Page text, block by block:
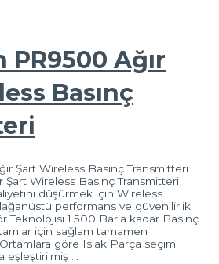
PR9500 Ağır
Basınç
Şart Wireless Basınç Transmitteri
Wireless Basınç Transmitteri
düşürmek için Wireless
performans ve güvenilirlik
Teknolojisi 1.500 Bar’a kadar Basınç
için sağlam tamamen
göre Islak Parça seçimi
eşleştirilmiş …